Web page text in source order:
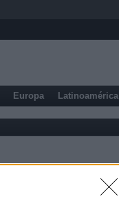
Europa Latinoamérica